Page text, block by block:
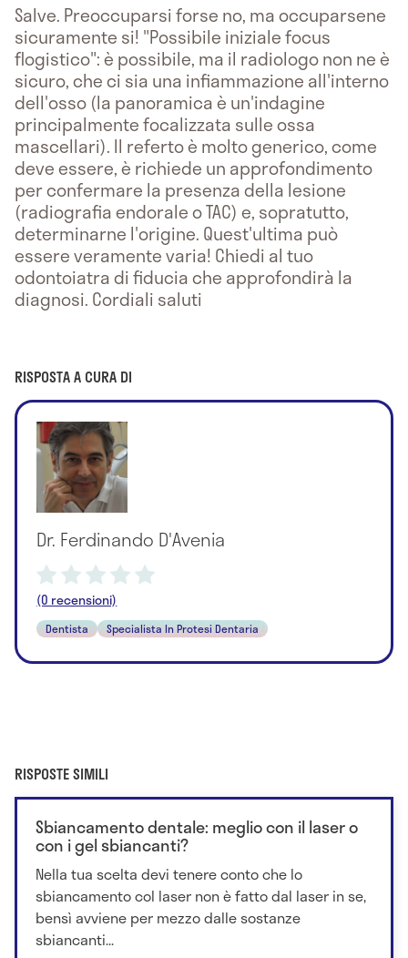
Salve. Preoccuparsi forse no, ma occuparsene
sicuramente si! "Possibile iniziale focus
flogistico": è possibile, ma il radiologo non ne è
sicuro, che ci sia una infiammazione all'interno
dell'osso (la panoramica è un'indagine
principalmente focalizzata sulle ossa
mascellari). Il referto è molto generico, come
deve essere, è richiede un approfondimento
per confermare la presenza della lesione
(radiografia endorale o TAC) e, sopratutto,
determinarne l'origine. Quest'ultima può
essere veramente varia! Chiedi al tuo
odontoiatra di fiducia che approfondirà la
diagnosi. Cordiali saluti
RISPOSTA A CURA DI
Dr. Ferdinando D'Avenia
(0 recensioni)
Dentista Specialista In Protesi Dentaria
RISPOSTE SIMILI
Sbiancamento dentale: meglio con il laser o
con i gel sbiancanti?
Nella tua scelta devi tenere conto che lo
sbiancamento col laser non è fatto dal laser in se,
bensì avviene per mezzo dalle sostanze
sbiancanti...